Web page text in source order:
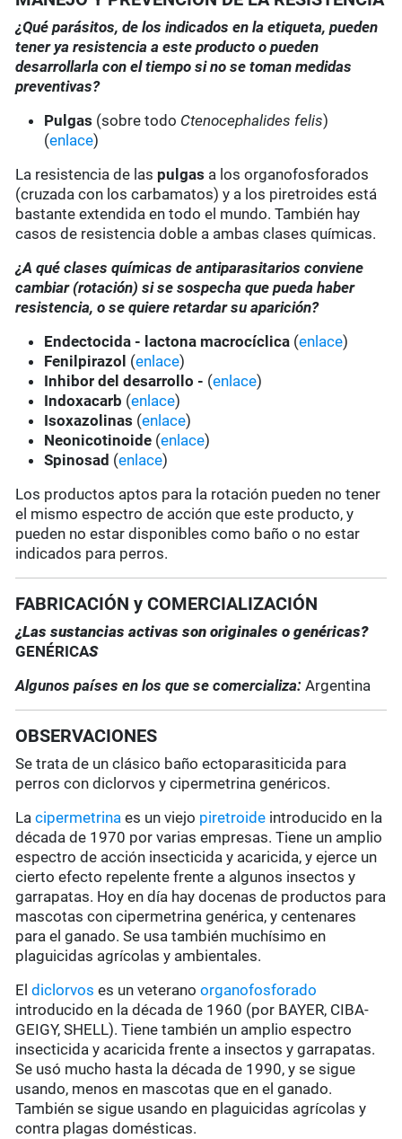
¿Qué parásitos, de los indicados en la etiqueta, pueden
tener ya resistencia a este producto o pueden
desarrollarla con el tiempo si no se toman medidas
preventivas?
Pulgas (sobre todo Ctenocephalides felis)
(enlace)
La resistencia de las pulgas a los organofosforados
(cruzada con los carbamatos) y a los piretroides está
bastante extendida en todo el mundo. También hay
casos de resistencia doble a ambas clases químicas.
¿A qué clases químicas de antiparasitarios conviene
cambiar (rotación) si se sospecha que pueda haber
resistencia, o se quiere retardar su aparición?
Endectocida - lactona macrocíclica (enlace)
Fenilpirazol (enlace)
Inhibor del desarrollo - (enlace)
Indoxacarb (enlace)
Isoxazolinas (enlace)
Neonicotinoide (enlace)
Spinosad (enlace)
Los productos aptos para la rotación pueden no tener
el mismo espectro de acción que este producto, y
pueden no estar disponibles como baño o no estar
indicados para perros.
FABRICACIÓN y COMERCIALIZACIÓN
¿Las sustancias activas son originales o genéricas?
GENÉRICAS
Algunos países en los que se comercializa:Argentina
OBSERVACIONES
Se trata de un clásico baño ectoparasiticida para
perros con diclorvos y cipermetrina genéricos.
Lacipermetrina es un viejo piretroide introducido en la
década de 1970 por varias empresas. Tiene un amplio
espectro de acción insecticida y acaricida, y ejerce un
cierto efecto repelente frente a algunos insectos y
garrapatas. Hoy en día hay docenas de productos para
mascotas con cipermetrina genérica, y centenares
para el ganado. Se usa también muchísimo en
plaguicidas agrícolas y ambientales.
Eldiclorvos es un veteranoorganofosforado
introducido en la década de 1960 (por BAYER, CIBA-
GEIGY, SHELL). Tiene también un amplio espectro
insecticida y acaricida frente a insectos y garrapatas.
Se usó mucho hasta la década de 1990, y se sigue
usando, menos en mascotas que en el ganado.
También se sigue usando en plaguicidas agrícolas y
contra plagas domésticas.